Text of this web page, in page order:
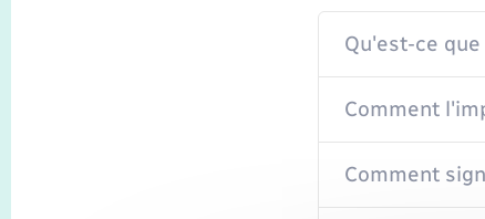
Qu'est-ce
Comment
Comment